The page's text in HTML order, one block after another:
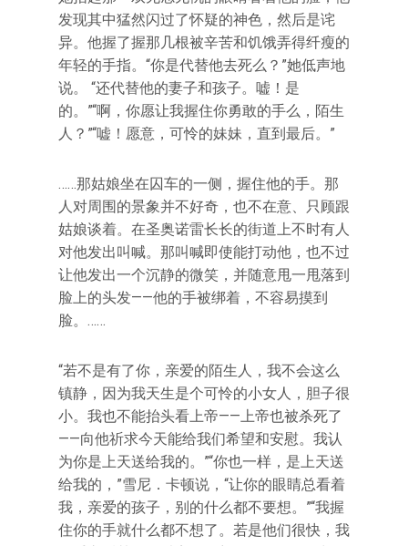
发现其中猛然闪过了怀疑的神色，然后是诧
异。他握了握那几根被辛苦和饥饿弄得纤瘦的
年轻的手指。“你是代替他去死么？”她低声地
说。 “还代替他的妻子和孩子。嘘！是
的。”“啊，你愿让我握住你勇敢的手么，陌生
人？”“嘘！愿意，可怜的妹妹，直到最后。”
……那姑娘坐在囚车的一侧，握住他的手。那
人对周围的景象并不好奇，也不在意、只顾跟
姑娘谈着。在圣奥诺雷长长的街道上不时有人
对他发出叫喊。那叫喊即使能打动他，也不过
让他发出一个沉静的微笑，并随意甩一甩落到
脸上的头发——他的手被绑着，不容易摸到
脸。……
“若不是有了你，亲爱的陌生人，我不会这么
镇静，因为我天生是个可怜的小女人，胆子很
小。我也不能抬头看上帝——上帝也被杀死了
——向他祈求今天能给我们希望和安慰。我认
为你是上天送给我的。”“你也一样，是上天送
给我的，”雪尼．卡顿说，“让你的眼睛总看着
我，亲爱的孩子，别的什么都不要想。”“我握
住你的手就什么都不想了。若是他们很快，我